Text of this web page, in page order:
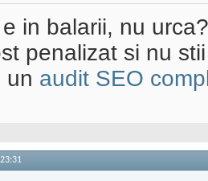
in balarii, nu
penalizat si nu
un audit SEO
23:31